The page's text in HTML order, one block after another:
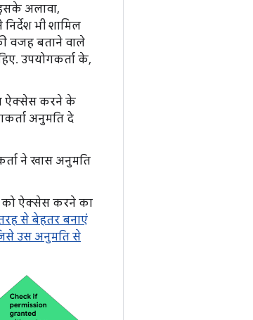
अलावा,
भी शामिल
वजह बताने वाले
उपयोगकर्ता के,
ऐक्सेस करने के
अनुमति दे
ने खास अनुमति
को ऐक्सेस करने का
से बेहतर बनाएं
उस अनुमति से